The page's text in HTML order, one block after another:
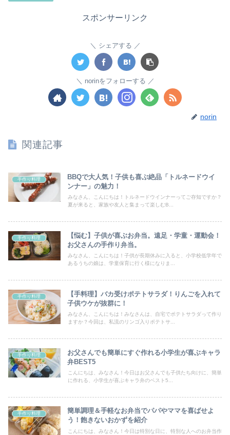
スポンサーリンク
シェアする
norinをフォローする
norin
関連記事
手作り料理
BBQで大人気！子供も喜ぶ絶品「トルネードウイ
ンナー」の魅力！
みなさん、こんにちは！トルネードウインナーってご存知ですか？
夏が来ると、家族や友人と集まって楽しむB...
手作り料理
【悩む】子供が喜ぶお弁当。遠足・学童・運動会！
お父さんの手作り弁当。
みなさん、こんにちは！子供が長期休みに入ると、小学校低学年で
あるうちの娘は、学童保育に行く様になりま...
手作り料理
【手料理】バカ受けポテトサラダ！りんごを入れて
子供ウケが抜群に！
みなさん、こんにちは！みなさんは、自宅でポテトサラダって作り
ますか？今回は、私流のリンゴ入りポテトサ...
手作り料理
お父さんでも簡単にすぐ作れる小学生が喜ぶキャラ
弁BEST5
こんにちは、みなさん！今日はお父さんでも子供たち向けに、簡単
に作れる、小学生が喜ぶキャラ弁のベスト5...
手作り料理
簡単調理＆手軽なお弁当でパパやママを喜ばせよ
う！飽きないおかずを紹介
こんにちは、みなさん！今日は特別な日に、特別な人へのお弁当作